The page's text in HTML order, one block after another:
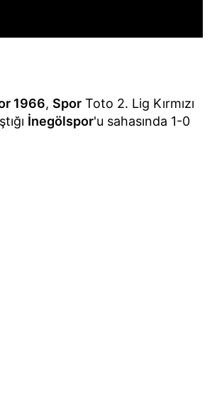
1966, Spor Toto 2. Lig Kırmızı
İnegölspor'u sahasında 1-0